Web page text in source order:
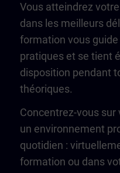
Vous atteindrez
dans les meilleurs
formation vous
pratiques et se tient
disposition pendant
théoriques.
Concentrez-vous
un environnement
quotidien :
formation ou dans